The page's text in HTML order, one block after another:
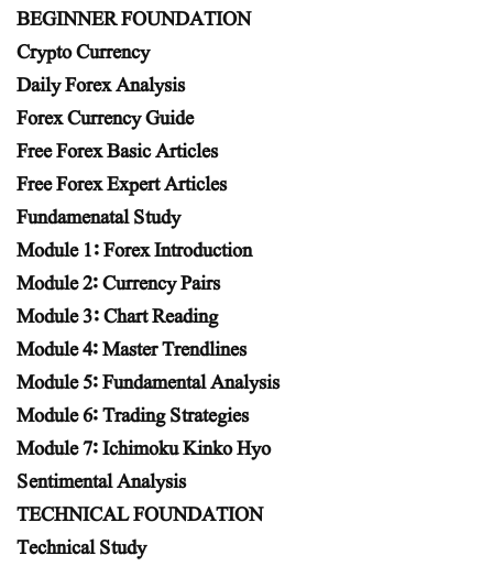
BEGINNER FOUNDATION
Crypto Currency
Daily Forex Analysis
Forex Currency Guide
Free Forex Basic Articles
Free Forex Expert Articles
Fundamenatal Study
Module 1: Forex Introduction
Module 2: Currency Pairs
Module 3: Chart Reading
Module 4: Master Trendlines
Module 5: Fundamental Analysis
Module 6: Trading Strategies
Module 7: Ichimoku Kinko Hyo
Sentimental Analysis
TECHNICAL FOUNDATION
Technical Study